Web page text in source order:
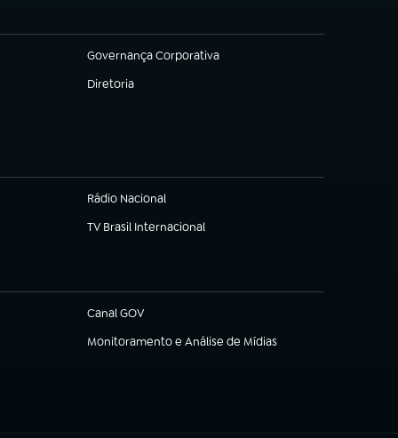
Governança Corporativa
(abre em nova aba)
Diretoria
(abre em nova aba)
Rádio Nacional
TV Brasil Internacional
(abre em nova aba)
Canal GOV
(abre em nova aba)
Monitoramento e Análise de Mídias
(abre em nova aba)